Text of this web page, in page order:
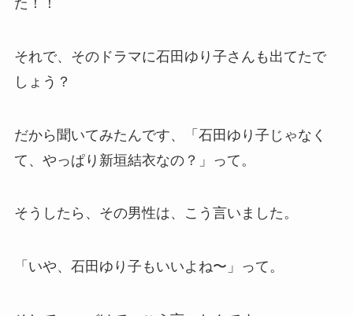
それで、そのドラマに石田ゆり子さんも出てたで
しょう？
だから聞いてみたんです、「石田ゆり子じゃなく
て、やっぱり新垣結衣なの？」って。
そうしたら、その男性は、こう言いました。
「いや、石田ゆり子もいいよね〜」って。